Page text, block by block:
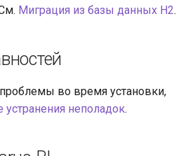
Миграция из базы данных H2.
во время установки,
устранения неполадок.